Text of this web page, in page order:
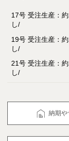
17号 受注生産：
し
19号 受注生産：
し
21号 受注生産：
し
納期や